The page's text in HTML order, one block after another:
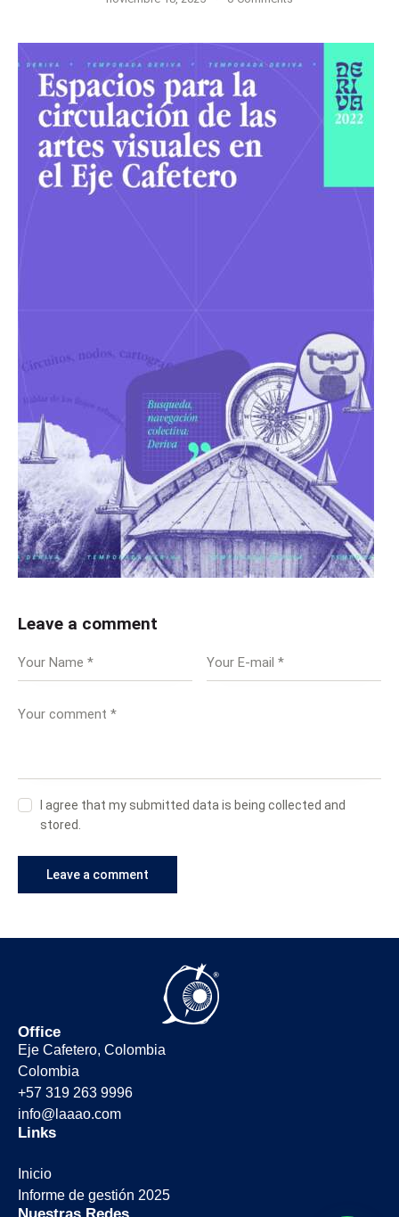
Leave a comment
I agree that my submitted data is being collected and
stored.
Office
Eje Cafetero, Colombia
Colombia
+57 319 263 9996
info@laaao.com
Links
Inicio
Informe de gestión 2025